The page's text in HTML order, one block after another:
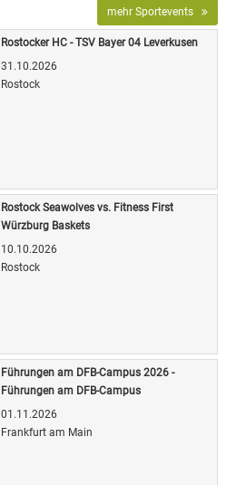
mehr Sportevents
Rostocker HC - TSV Bayer 04 Leverkusen
31.10.2026
Rostock
Rostock Seawolves vs. Fitness First
Würzburg Baskets
10.10.2026
Rostock
Führungen am DFB-Campus 2026 -
Führungen am DFB-Campus
01.11.2026
Frankfurt am Main